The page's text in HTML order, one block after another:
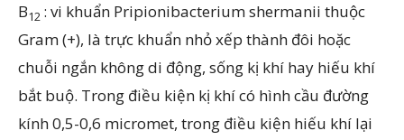
B12 : vi khuẩn Pripionibacterium shermanii thuộc
Gram (+), là trực khuẩn nhỏ xếp thành đôi hoặc
chuỗi ngắn không di động, sống kị khí hay hiếu khí
bắt buộ. Trong điều kiện kị khí có hình cầu đường
kính 0,5-0,6 micromet, trong điều kiện hiếu khí lại